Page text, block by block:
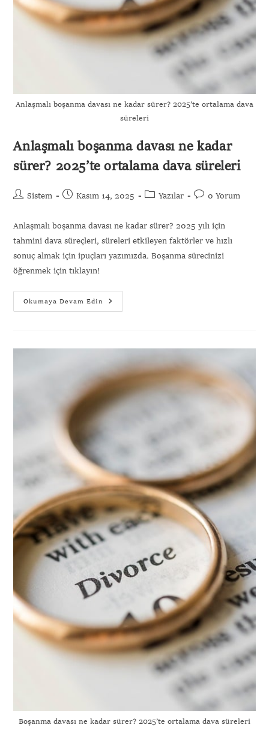
Anlaşmalı boşanma davası ne kadar sürer? 2025’te ortalama dava
süreleri
Anlaşmalı boşanma davası ne kadar
sürer? 2025’te ortalama dava süreleri
Sistem Kasım 14, 2025 Yazılar 0 Yorum
Anlaşmalı boşanma davası ne kadar sürer? 2025 yılı için
tahmini dava süreçleri, süreleri etkileyen faktörler ve hızlı
sonuç almak için ipuçları yazımızda. Boşanma sürecinizi
öğrenmek için tıklayın!
Okumaya Devam Edin
Boşanma davası ne kadar sürer? 2025’te ortalama dava süreleri